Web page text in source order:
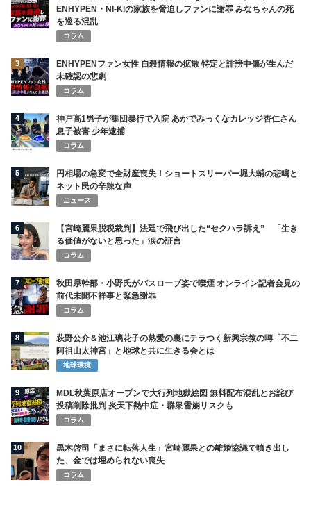
ENHYPEN・NI-KIの家族を脅迫しファンに謝罪 みなちゃんの死
を巡る混乱
コラム
3
ENHYPENファン女性 自殺情報の拡散 特定と誹謗中傷が生んだ
未確認の悲劇
コラム
4
神戸高1男子が集団暴行で入院 あかでみっくなカレッジ杏仁さん
息子被害 少年逮捕
コラム
5
円相場の急変で全財産喪失！ショートスリーパー堀大輔の悲鳴と
ネット民の辛辣な声
ニュース
6
【宮崎麗果脱税裁判】法廷で飛び出した“セクハラ訴え” 「生き
る価値がないと思った」涙の証言
コラム
7
秋田県幹部・小野氏がバスローブ姿で喫煙 オンライン記者会見の
前代未聞不祥事と緊急謝罪
コラム
8
萩野公介＆池江璃花子の熱愛の裏にチラつく新興宗教の噂「不二
阿祖山太神宮」と地球と共に生きる会とは
地球環境
9
MDL秋葉原店オープンで大行列地獄絵図 無料配布混乱とお詫び
投稿削除批判 炎天下熱中症・群衆雪崩リスクも
コラム
10
黒木啓司「まさに転落人生」宮崎麗果との離婚協議で噴き出し
た、金では埋められない喪失
コラム